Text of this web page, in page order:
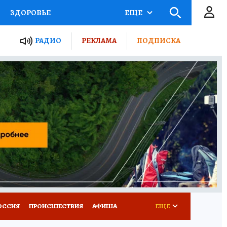
ЗДОРОВЬЕ
РОССИИ
ПУТЕВОДИТЕЛЬ
ТУРИЗМ
ПОТРЕБИТЕЛЯ ВСЕ О КП
ЕЩЕ
РАДИО РЕКЛАМА ПОДПИСКА
ПРОИСШЕСТВИЯ АФИША ЕЩЕ